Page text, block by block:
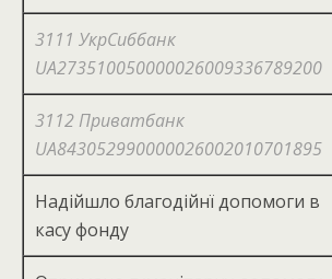
3111 УкрСиббанк
UA273510050000026009336789200
3112 Приватбанк
UA843052990000026002010701895
Надійшло благодійнї допомоги в
касу фонду